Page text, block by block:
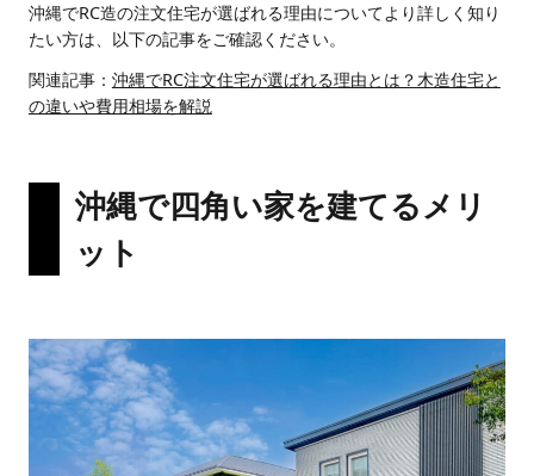
沖縄でRC造の注文住宅が選ばれる理由についてより詳しく知り
たい方は、以下の記事をご確認ください。
関連記事： 沖縄でRC注文住宅が選ばれる理由とは？木造住宅と
の違いや費用相場を解説
沖縄で四角い家を建てるメリ
ット